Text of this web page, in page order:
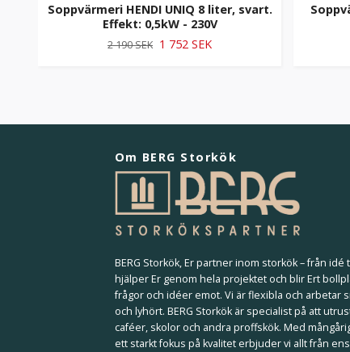
Soppvärmeri HENDI UNIQ 8 liter, svart.
Effekt: 0,5kW - 230V
2 190 SEK 1 752 SEK
Om BERG Storkök
BERG Storkök, Er partner inom storkök – från idé
hjälper Er genom hela projektet och blir Ert
frågor och idéer emot. Vi är flexibla och arbetar
och lyhört. BERG Storkök är specialist på att
caféer, skolor och andra proffskök. Med
ett starkt fokus på kvalitet erbjuder vi allt från